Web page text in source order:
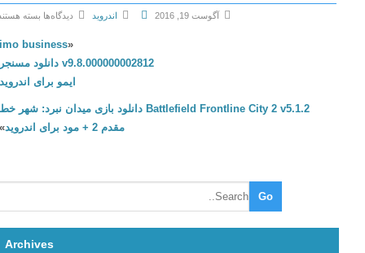
آگوست 19, 2016 اندروید
دیدگاه‌ها
ی
F
a
y
بسته هستند
imo business
v9.8.000000002812 دانلود مسنجر
ایمو برای اندروید
Battlefield Frontline City 2 v5.1.2 دانلود بازی میدان نبرد: شهر خط
مقدم 2 + مود برای اندروید
»
Archives